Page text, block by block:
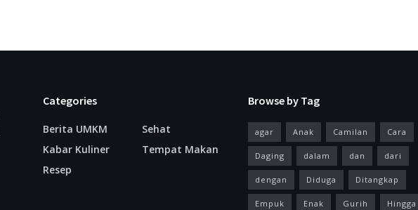
Categories
Berita UMKM
Kabar Kuliner
Resep
Sehat
Tempat Makan
Browse by Tag
agar Anak Camilan Cara
Daging dalam dan dari
dengan Diduga Ditangkap
Empuk Enak Gurih Hingga